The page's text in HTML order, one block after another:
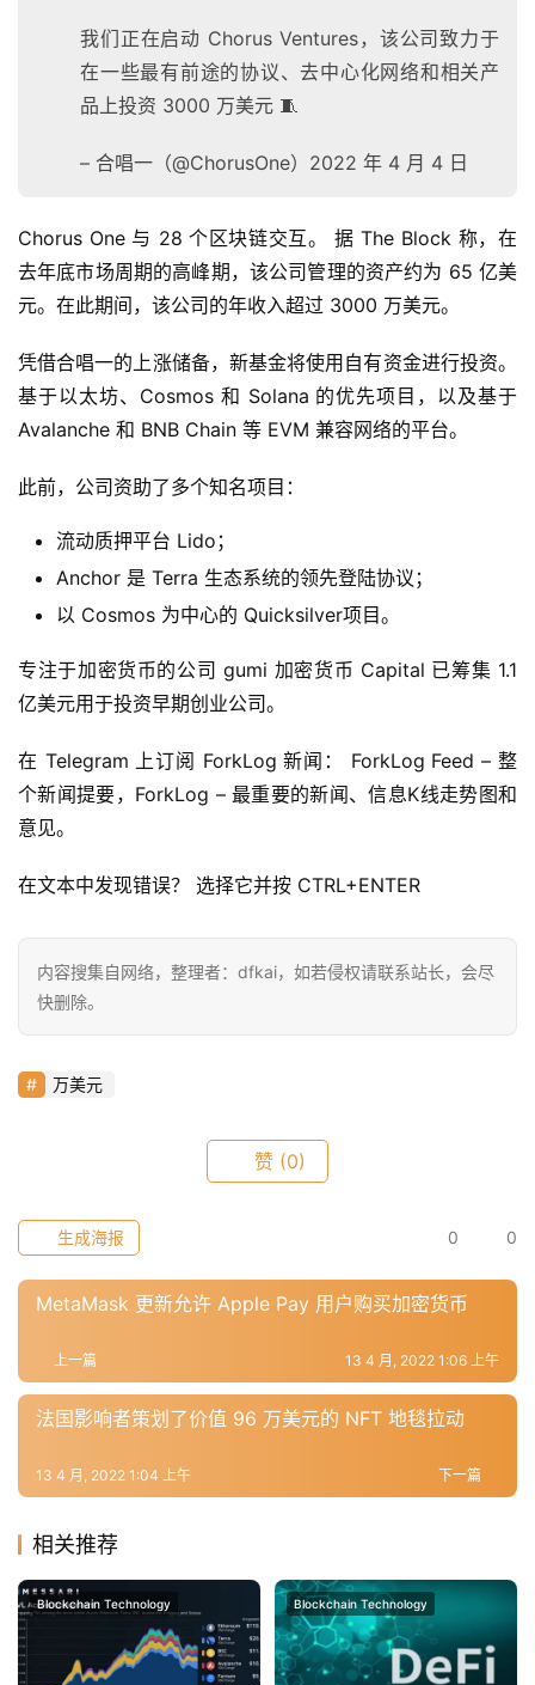
页
快
信
仰
9
指
常
工
具
我们正在启动 Chorus Ventures，该公司致力于
在一些最有前途的协议、去中心化网络和相关产
品上投资 3000 万美元 🧵
– 合唱一（@ChorusOne）2022 年 4 月 4 日
Chorus One 与 28 个区块链交互。 据 The Block 称，在
去年底市场周期的高峰期，该公司管理的资产约为 65 亿美
元。在此期间，该公司的年收入超过 3000 万美元。
凭借合唱一的上涨储备，新基金将使用自有资金进行投资。
基于以太坊、Cosmos 和 Solana 的优先项目，以及基于
Avalanche 和 BNB Chain 等 EVM 兼容网络的平台。
此前，公司资助了多个知名项目：
流动质押平台 Lido；
Anchor 是 Terra 生态系统的领先登陆协议；
以 Cosmos 为中心的 Quicksilver项目。
专注于加密货币的公司 gumi 加密货币 Capital 已筹集 1.1
亿美元用于投资早期创业公司。
在 Telegram 上订阅 ForkLog 新闻： ForkLog Feed – 整
个新闻提要，ForkLog – 最重要的新闻、信息K线走势图和
意见。
在文本中发现错误？ 选择它并按 CTRL+ENTER
内容搜集自网络，整理者：dfkai，如若侵权请联系站长，会尽
快删除。
万美元
赞 (0)
0 0
生成海报
MetaMask 更新允许 Apple Pay 用户购买加密货币
上一篇 13 4 月, 2022 1:06 上午
法国影响者策划了价值 96 万美元的 NFT 地毯拉动
下一篇
13 4 月, 2022 1:04 上午
相关推荐
Blockchain Technology Blockchain Technology